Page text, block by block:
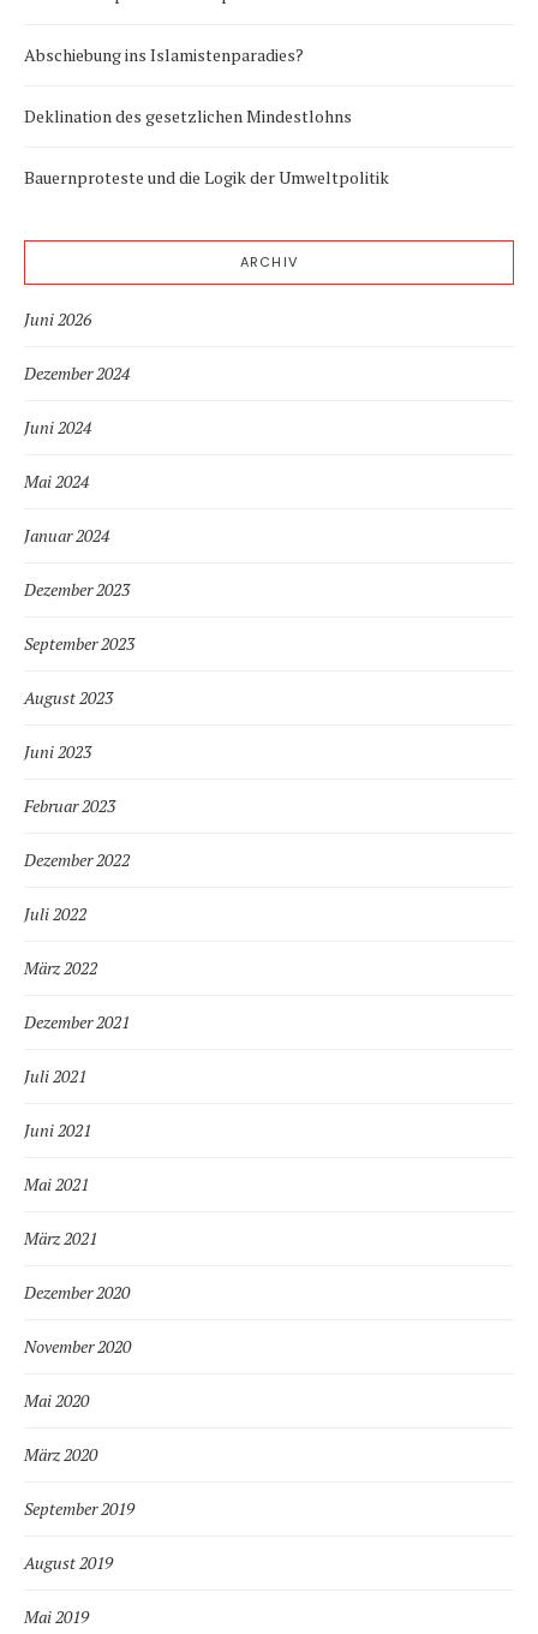
Abschiebung ins Islamistenparadies?
Deklination des gesetzlichen Mindestlohns
Bauernproteste und die Logik der Umweltpolitik
ARCHIV
Juni 2026
Dezember 2024
Juni 2024
Mai 2024
Januar 2024
Dezember 2023
September 2023
August 2023
Juni 2023
Februar 2023
Dezember 2022
Juli 2022
März 2022
Dezember 2021
Juli 2021
Juni 2021
Mai 2021
März 2021
Dezember 2020
November 2020
Mai 2020
März 2020
September 2019
August 2019
Mai 2019